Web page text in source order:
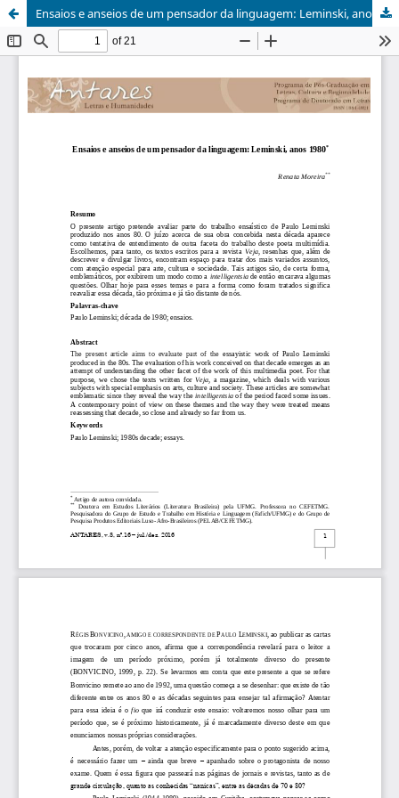
Ensaios e anseios de um pensador da linguagem: Leminski, anos 1980